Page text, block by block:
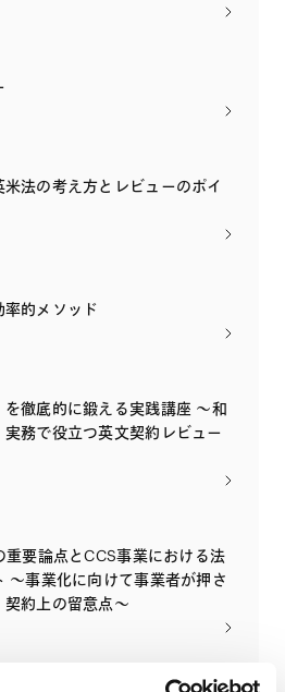
法の考え方とレビューのポイ
的メソッド
徹底的に鍛える実践講座 〜和
務で役立つ英文契約レビュー
要論点とCCS事業における法
～事業化に向けて事業者が押さ
約上の留意点～